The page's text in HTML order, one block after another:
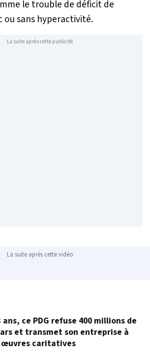
le trouble de déficit de
sans hyperactivité.
La suite après cette publicité
La suite après cette vidéo
ans, ce PDG refuse 400 millions de
et transmet son entreprise à
œuvres caritatives